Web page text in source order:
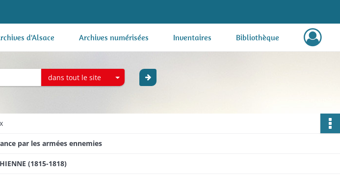
d'Alsace Archives numérisées Inventaires Bibliothèque
dans tout le site
par les armées ennemies
(1815-1818)